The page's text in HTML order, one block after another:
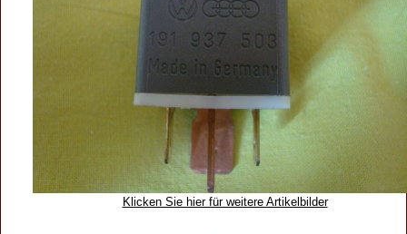
Klicken Sie hier für weitere Artikelbilder